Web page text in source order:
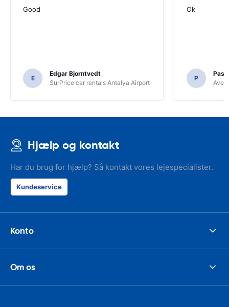
Good
E
Edgar Bjorntvedt
SurPrice car rentals Antalya Airport
Ok
P
Avec
Hjælp og kontakt
Har du brug for hjælp? Så kontakt vores lejespecialister.
Kundeservice
Konto
Om os